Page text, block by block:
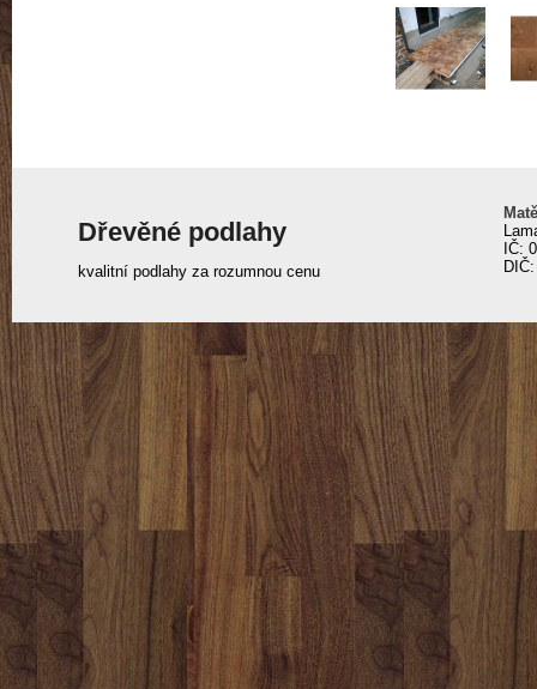
Dřevěné podlahy
kvalitní podlahy za rozumnou cenu
IČ: